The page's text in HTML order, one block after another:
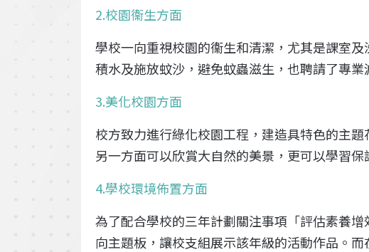
2.校園衞生方面
學校一向重視校園的衞生和清潔，尤其是課室
積水及施放蚊沙，避免蚊蟲滋生，也聘請了專
3.美化校園方面
校方致力進行綠化校園工程，建造具特色的主
另一方面可以欣賞大自然的美景，更可以學習保
4.學校環境佈置方面
為了配合學校的三年計劃關注事項「評估素養
向主題板，讓校支組展示該年級的活動作品。